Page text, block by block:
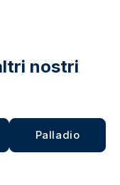
nostri
Palladio